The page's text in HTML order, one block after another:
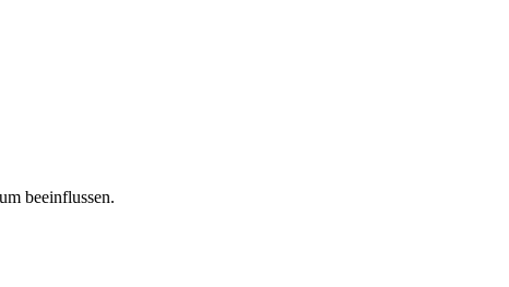
beeinflussen.